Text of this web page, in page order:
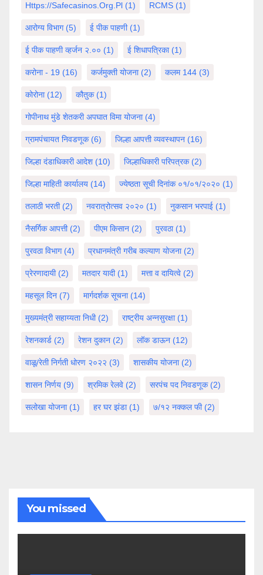
Https://safecasinos.org.pl (1) RCMS (1)
आरोग्य विभाग(5) ई पीक पाहणी(1)
ई पीक पाहणी व्हर्जन २.०० (1) ई शिधापत्रिका(1)
करोना - 19 (16) कर्जमुक्ती योजना(2) कलम 144 (3)
कोरोना(12) कौतुक(1)
गोपीनाथ मुंडे शेतकरी अपघात विमा योजना(4)
ग्रामपंचायत निवडणूक(6) जिल्हा आपत्ती व्यवस्थापन (16)
जिल्हा दंडाधिकारी आदेश (10) जिल्हाधिकारी परिपत्रक(2)
जिल्हा माहिती कार्यालय (14) ज्येष्ठता सूची दिनांक ०१/०१/२०२० (1)
तलाठी भरती(2) नवरात्रोत्सव २०२० (1) नुकसान भरपाई (1)
नैसर्गिक आपत्ती(2) पीएम किसान (2) पुरवठा(1)
पुरवठा विभाग(4) प्रधानमंत्री गरीब कल्याण योजना(2)
प्रेरणादायी(2) मतदार यादी(1) मत्ता व दायित्वे (2)
महसूल दिन (7) मार्गदर्शक सूचना(14)
मुख्यमंत्री सहाय्यता निधी(2) राष्ट्रीय अन्नसुरक्षा(1)
रेशनकार्ड (2) रेशन दुकान (2) लॉक डाऊन (12)
वाळू/रेती निर्गती धोरण २०२२ (3) शासकीय योजना(2)
शासन निर्णय (9) श्रमिक रेलवे (2) सरपंच पद निवडणूक(2)
सलोखा योजना(1) हर घर झंडा(1) ७/१२ नक्कल फी(2)
You missed